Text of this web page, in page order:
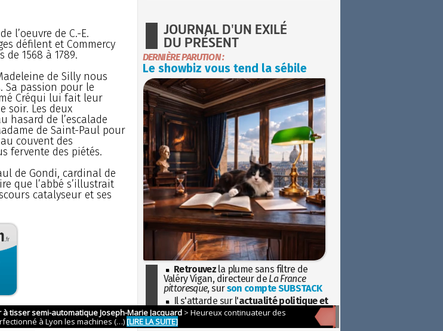
l’oeuvre de C.-E.
défilent et Commercy
de 1568 à 1789.
de Silly nous
Sa passion pour le
Créqui lui fait leur
soir. Les deux
hasard de l’escalade
de Saint-Paul pour
couvent des
fervente des piétés.
de Gondi, cardinal de
que l’abbé s’illustrait
catalyseur et ses
JOURNAL D'UN EXILÉ
DU PRÉSENT
DERNIÈRE PARUTION :
Le showbiz vous tend la sébile
Retrouvez la plume sans filtre de
Valéry Vigan, directeur de La France
pittoresque, surson compte SUBSTACK
Il s'attarde sur l'actualité politique et
sociétaleavec la hauteur de vue de
l'Histoire